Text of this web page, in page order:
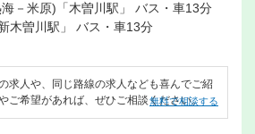
－米原)「木曽川駅」 バス・車13分
木曽川駅」 バス・車13分
求人や、同じ路線の求人なども喜んでご紹
ご希望があれば、ぜひご相談ください。
無料で相談する